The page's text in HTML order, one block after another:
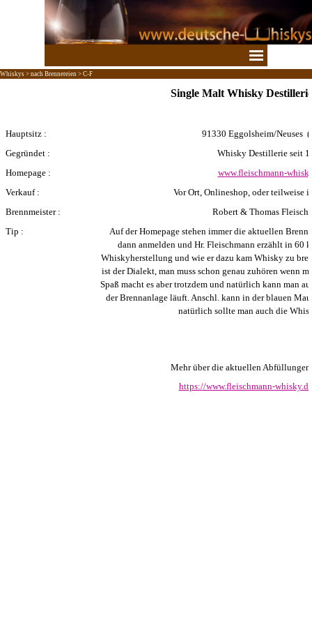
Direkt zum Seiteninhalt
Whiskys > nach Brennereien > C-F
Single Malt Whisky
Hauptsitz : 91330 Eggolsheim/Neuses
Gegründet :
Whisky Destillerie seit
Homepage :
www.fleischmann-
Verkauf :
Vor Ort, Onlineshop, oder teilweise
Brennmeister :
Robert & Thomas
Tip :
Auf der Homepage stehen immer die aktuellen
dann anmelden und Hr. Fleischmann erzählt in 60
Whiskyherstellung und wie er dazu kam Whisky zu
ist der Dialekt, man muss schon genau zuhören wenn
Spaß macht es aber trotzdem und natürlich kann man
der Brennanlage läuft. Anschl. kann in der blauen
natürlich sollte man auch die
Mehr über die aktuellen
https://www.fleischmann-